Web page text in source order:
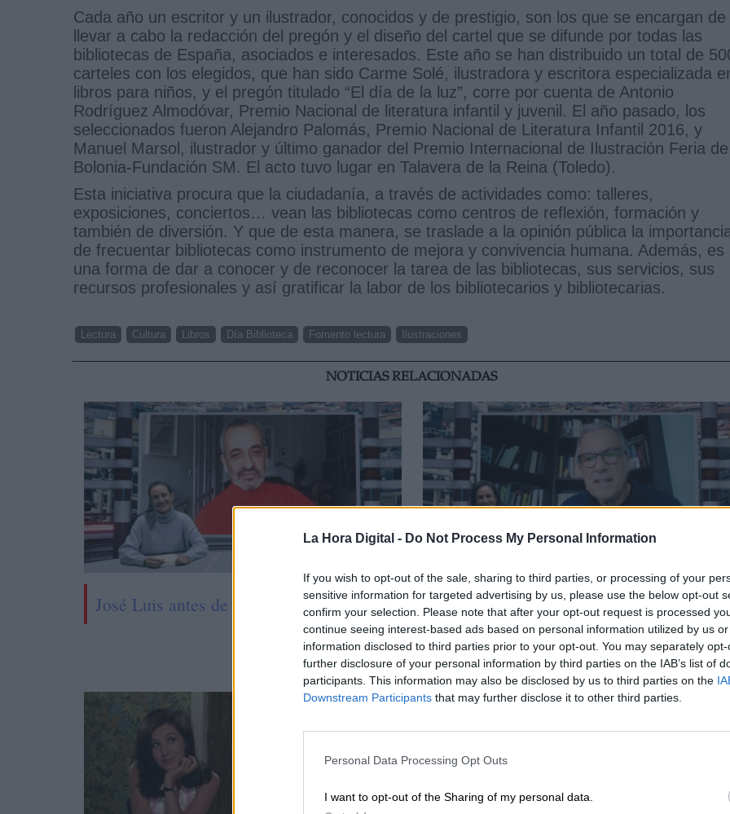
La Hora Digital - Do Not Process My Personal Information
If you wish to opt-out of the sale, sharing to third parties, or processing of your
sensitive information for targeted advertising by us, please use the below opt-out
confirm your selection. Please note that after your opt-out request is processed
continue seeing interest-based ads based on personal information utilized by us
information disclosed to third parties prior to your opt-out. You may separately
further disclosure of your personal information by third parties on the IAB’s list of
participants. This information may also be disclosed by us to third parties on the
Downstream Participants that may further disclose it to other third parties.
Personal Data Processing Opt Outs
I want to opt-out of the Sharing of my personal data.
Cada año un escritor y un ilustrador, conocidos y de prestigio, son los que se encargan de
llevar a cabo la redacción del pregón y el diseño del cartel que se difunde por todas las
bibliotecas de España, asociados e interesados. Este año se han distribuido un total de
carteles con los elegidos, que han sido Carme Solé, ilustradora y escritora especializada
libros para niños, y el pregón titulado “El día de la luz”, corre por cuenta de Antonio
Rodríguez Almodóvar, Premio Nacional de literatura infantil y juvenil. El año pasado, los
seleccionados fueron Alejandro Palomás, Premio Nacional de Literatura Infantil 2016, y
Manuel Marsol, ilustrador y último ganador del Premio Internacional de Ilustración Feria de
Bolonia-Fundación SM. El acto tuvo lugar en Talavera de la Reina (Toledo).
Esta iniciativa procura que la ciudadanía, a través de actividades como: talleres,
exposiciones, conciertos… vean las bibliotecas como centros de reflexión, formación y
también de diversión. Y que de esta manera, se traslade a la opinión pública la
de frecuentar bibliotecas como instrumento de mejora y convivencia humana. Además, es
una forma de dar a conocer y de reconocer la tarea de las bibliotecas, sus servicios, sus
recursos profesionales y así gratificar la labor de los bibliotecarios y bibliotecarias.
Lectura Cultura Libros Día Biblioteca Fomento lectura Ilustraciones
NOTICIAS RELACIONADAS
José Luis antes de López Vázquez
Mario García de Castro: "Todas estas
conquistas siguen siendo un camino
abierto para el mañana"